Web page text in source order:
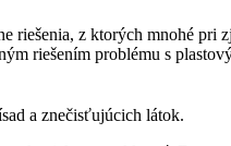
z ktorých mnohé pri
riešením problému s
a znečisťujúcich látok.